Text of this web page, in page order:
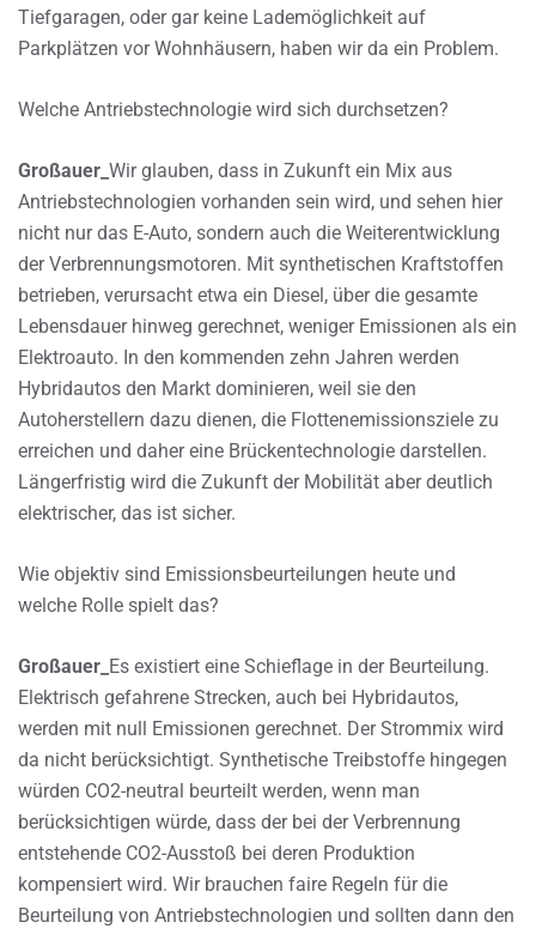
Tiefgaragen, oder gar keine Lademöglichkeit auf
Parkplätzen vor Wohnhäusern, haben wir da ein Problem.
Welche Antriebstechnologie wird sich durchsetzen?
Großauer_ Wir glauben, dass in Zukunft ein Mix aus
Antriebstechnologien vorhanden sein wird, und sehen hier
nicht nur das E-Auto, sondern auch die Weiterentwicklung
der Verbrennungsmotoren. Mit synthetischen Kraftstoffen
betrieben, verursacht etwa ein Diesel, über die gesamte
Lebensdauer hinweg gerechnet, weniger Emissionen als ein
Elektroauto. In den kommenden zehn Jahren werden
Hybridautos den Markt dominieren, weil sie den
Autoherstellern dazu dienen, die Flottenemissionsziele zu
erreichen und daher eine Brückentechnologie darstellen.
Längerfristig wird die Zukunft der Mobilität aber deutlich
elektrischer, das ist sicher.
Wie objektiv sind Emissionsbeurteilungen heute und
welche Rolle spielt das?
Großauer_ Es existiert eine Schieflage in der Beurteilung.
Elektrisch gefahrene Strecken, auch bei Hybridautos,
werden mit null Emissionen gerechnet. Der Strommix wird
da nicht berücksichtigt. Synthetische Treibstoffe hingegen
würden CO2-neutral beurteilt werden, wenn man
berücksichtigen würde, dass der bei der Verbrennung
entstehende CO2-Ausstoß bei deren Produktion
kompensiert wird. Wir brauchen faire Regeln für die
Beurteilung von Antriebstechnologien und sollten dann den